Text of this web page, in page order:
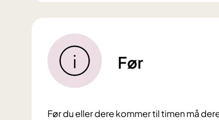
Før
Før du eller dere kommer til timen må